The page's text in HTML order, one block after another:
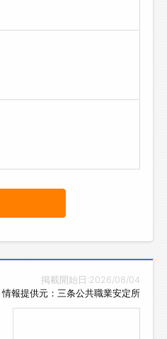
掲載開始日:2026/08/04
情報提供元：三条公共職業安定所